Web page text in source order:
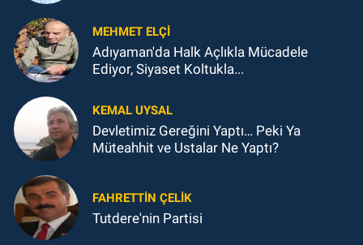
MEHMET ELÇI
Adıyaman'da Halk Açlıkla Mücadele
Ediyor, Siyaset Koltukla...
KEMAL UYSAL
Devletimiz Gereğini Yaptı… Peki Ya
Müteahhit ve Ustalar Ne Yaptı?
FAHRETTIN ÇELİK
Tutdere'nin Partisi